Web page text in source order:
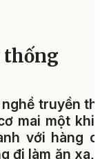
thống
truyền
mai một khi
với hàng
đi làm ăn xa,